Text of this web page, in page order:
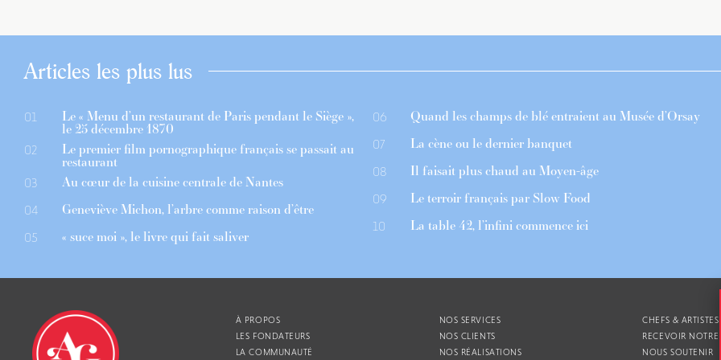
Articles les plus lus
01 Le « Menu d’un restaurant de Paris pendant le Siège »,
le 25 décembre 1870
02 Le premier film pornographique français se passait au
restaurant
03 Au cœur de la cuisine centrale de Nantes
04 Geneviève Michon, l’arbre comme raison d’être
05 « suce moi », le livre qui fait saliver
06 Quand les champs de blé entraient au Musée d’Orsay
07 La cène ou le dernier banquet
08 Il faisait plus chaud au Moyen-âge
09 Le terroir français par Slow Food
10 La table 42, l’infini commence ici
À PROPOS
LES FONDATEURS
LA COMMUNAUTÉ
NOS SERVICES
NOS CLIENTS
NOS RÉALISATIONS
CHEFS & ARTISTES
RECEVOIR NOTRE
NOUS SOUTENIR